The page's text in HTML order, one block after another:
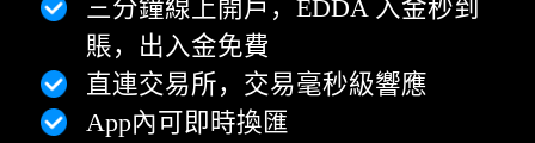
三分鐘線上開戶，EDDA 入金秒到
賬，出入金免費
直連交易所，交易毫秒級響應
App內可即時換匯